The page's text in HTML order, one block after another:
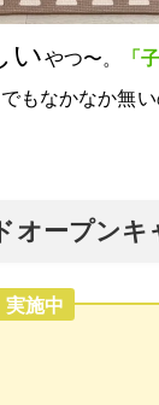
いやつ〜。
「
もなかなか無
オープンキ
実施中